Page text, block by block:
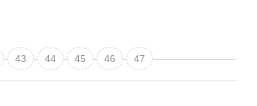
43 44 45 46 47